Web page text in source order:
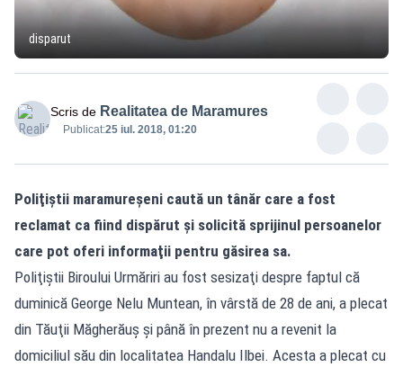
disparut
Scris de Realitatea de Maramures
Publicat:25 iul. 2018, 01:20
Poliţiştii maramureşeni caută un tânăr care a fost
reclamat ca fiind dispărut şi solicită sprijinul persoanelor
care pot oferi informaţii pentru găsirea sa.
Poliţiştii Biroului Urmăriri au fost sesizaţi despre faptul că
duminică George Nelu Muntean, în vârstă de 28 de ani, a plecat
din Tăuţii Măgherăuş şi până în prezent nu a revenit la
domiciliul său din localitatea Handalu Ilbei. Acesta a plecat cu